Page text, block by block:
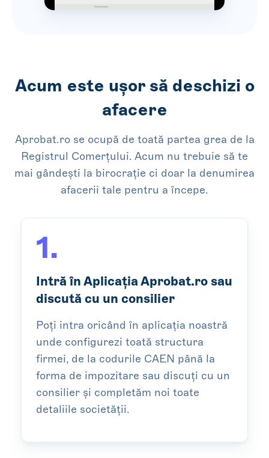
Acum este ușor să deschizi o
afacere
Aprobat.ro se ocupă de toată partea grea de la
Registrul Comerțului. Acum nu trebuie să te
mai gândești la birocrație ci doar la denumirea
afacerii tale pentru a începe.
1.
Intră în Aplicația Aprobat.ro sau
discută cu un consilier
Poți intra oricând în aplicația noastră
unde configurezi toată structura
firmei, de la codurile CAEN până la
forma de impozitare sau discuți cu un
consilier și completăm noi toate
detaliile societății.